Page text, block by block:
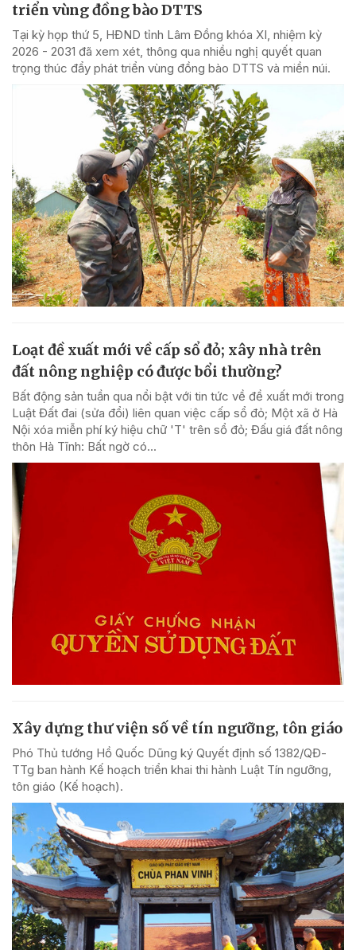
triển vùng đồng bào DTTS
Tại kỳ họp thứ 5, HĐND tỉnh Lâm Đồng khóa XI, nhiệm kỳ
2026 - 2031 đã xem xét, thông qua nhiều nghị quyết quan
trọng thúc đẩy phát triển vùng đồng bào DTTS và miền núi.
Loạt đề xuất mới về cấp sổ đỏ; xây nhà trên
đất nông nghiệp có được bổi thường?
Bất động sản tuần qua nổi bật với tin tức về đề xuất mới trong
Luật Đất đai (sửa đổi) liên quan việc cấp sổ đỏ; Một xã ở Hà
Nội xóa miễn phí ký hiệu chữ 'T' trên sổ đỏ; Đấu giá đất nông
thôn Hà Tĩnh: Bất ngờ có...
Xây dựng thư viện số về tín ngưỡng, tôn giáo
Phó Thủ tướng Hồ Quốc Dũng ký Quyết định số 1382/QĐ-
TTg ban hành Kế hoạch triển khai thi hành Luật Tín ngưỡng,
tôn giáo (Kế hoạch).